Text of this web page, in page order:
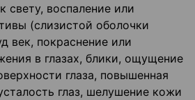
свету, воспаление или
(слизистой оболочки
век, покраснение или
в глазах, блики, ощущение
глаза, повышенная
глаз, шелушение кожи